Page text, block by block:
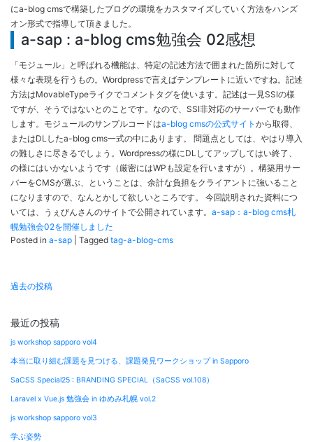
にa-blog cmsで構築したブログの環境をカスタマイズしていく方法をハンズ
オン形式で指導して頂きました。
a-sap : a-blog cms勉強会 02感想
「モジュール」と呼ばれる機能は、特定の記述方法で囲まれた箇所に対して
様々な表現を行うもの。Wordpressで言えばテンプレートに近いですね。記述
方法はMovableTypeライクでコメントタグを使います。記述は一見SSIの様
ですが、そうではないとのことです。なので、SSI非対応のサーバーでも動作
します。モジュールのサンプルコードはa-blog cmsの公式サイト から取得、
またはDLしたa-blog cms一式の中にあります。 問題点としては、やはり導入
の難しさに尽きるでしょう。Wordpressの様にDLしてアップしてはい終了、
の様にはいかないようです（厳密にはWPも設定を行いますが）。構築用サー
バーをCMSが選ぶ、ということは、余計な負担をクライアントに強いること
になりますので、なんとかして欲しいところです。 今回説明された資料につ
いては、うぇびんさんのサイトで公開されています。 a-sap：a-blog cms札
幌勉強会02を開催しました
Posted in a-sap Tagged tag-a-blog-cms
投
ナ
ビ
ゲ
ー
シ
ョ
ン
過去の投稿
最近の投稿
js workshop sapporo vol4
本当に取り組む課題を見つける、課題発見ワークショップ in Sapporo
SaCSS Special25 : BRANDING SPECIAL（SaCSS vol.108）
Laravel x Vue.js 勉強会 in ゆめみ札幌 vol.2
js workshop sapporo vol3
学ぶ姿勢